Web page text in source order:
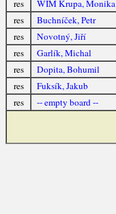
res
WIM Krupa, Monika
res
Buchníček, Petr
res
Novotný, Jiří
res
Garlík, Michal
res
Dopita, Bohumil
res
Fuksík, Jakub
res
-- empty board --